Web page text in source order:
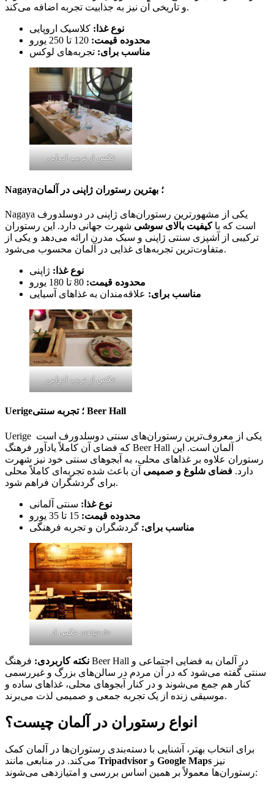
و تاریخی آن نیز به جذابیت تجربه اضافه می‌کند.
نوع غذا: کلاسیک اروپایی
محدوده قیمت:
مناسب برای: تجربه‌های لوکس
عکس از تریپ ادوایزر
Nagaya؛ بهترین رستوران ژاپنی در آلمان
Nagaya یکی از مشهورترین رستوران‌های ژاپنی در دوسلدورف
است که باکیفیت بالای سوشی شهرت جهانی دارد. این رستوران
ترکیبی از آشپزی سنتی ژاپنی و سبک مدرن ارائه می‌دهد و یکی از
متفاوت‌ترین تجربه‌های غذایی در آلمان محسوب می‌شود.
نوع غذا: ژاپنی
محدوده قیمت:
مناسب برای: علاقه‌مندان به غذاهای آسیایی
عکس از تریپ ادوایزر
Uerige؛ تجربه سنتی Beer Hall
Uerige یکی از معروف‌ترین رستوران‌های سنتی دوسلدورف است
که فضای آن کاملاً یادآور فرهنگ Beer Hall آلمان است. این
رستوران علاوه بر غذاهای محلی، به آبجوهای سنتی خود نیز شهرت
دارد. فضای شلوغ و صمیمی آن باعث شده تجربه‌ای کاملاً محلی
برای گردشگران فراهم شود.
نوع غذا: سنتی آلمانی
محدوده قیمت:
مناسب برای: گردشگران و تجربه فرهنگی
عکس از uerige.de
نکته کاربردی: فرهنگ Beer Hall در آلمان به فضایی اجتماعی و
سنتی گفته می‌شود که در آن مردم در سالن‌های بزرگ و غیررسمی
کنار هم جمع می‌شوند و در کنار آبجوهای محلی، غذاهای ساده و
موسیقی زنده از یک تجربه جمعی و صمیمی لذت می‌برند.
انواع رستوران در آلمان چیست؟
برای انتخاب بهتر، آشنایی با دسته‌بندی رستوران‌ها در آلمان کمک
Tripadvisor Google Maps
رستوران‌ها معمولاً بر همین اساس بررسی و امتیازدهی می‌شوند: